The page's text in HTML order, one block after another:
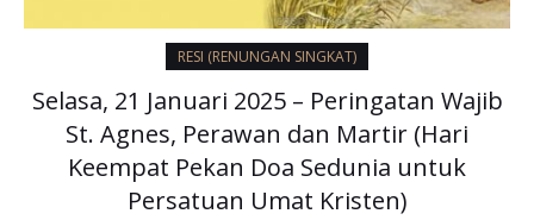
RESI (RENUNGAN SINGKAT)
Selasa, 21 Januari 2025 – Peringatan Wajib
St. Agnes, Perawan dan Martir (Hari
Keempat Pekan Doa Sedunia untuk
Persatuan Umat Kristen)